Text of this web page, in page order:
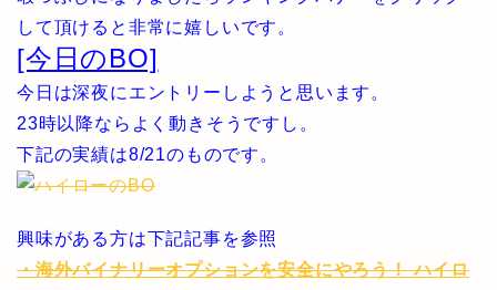
して頂けると非常に嬉しいです。
[今日のBO]
今日は深夜にエントリーしようと思います。
23時以降ならよく動きそうですし。
下記の実績は8/21のものです。
興味がある方は下記記事を参照
・海外バイナリーオプションを安全にやろう！ ハイロ